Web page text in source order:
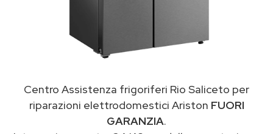
Centro Assistenza frigoriferi Rio Saliceto per
riparazioni elettrodomestici Ariston FUORI
GARANZIA.